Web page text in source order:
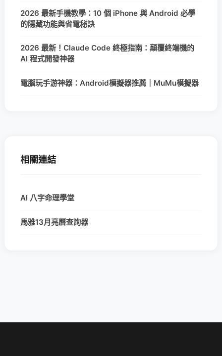
2026 最新手機教學：10 個 iPhone 與 Android 必學
的隱藏功能與省電秘訣
2026 最新！Claude Code 終極指南：顛覆終端機的
AI 程式開發神器
電腦玩手游神器：Android模擬器推薦｜MuMu模擬器
相關連結
AI 八字命理學堂
馬雅13月亮曆查詢器